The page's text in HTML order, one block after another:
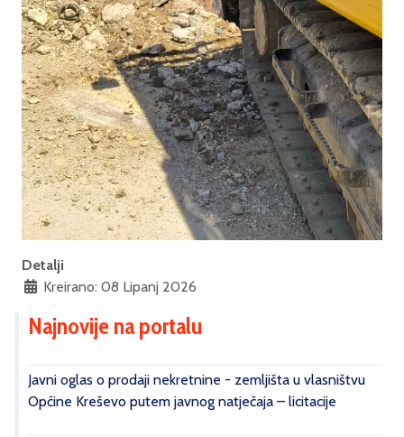
Detalji
Kreirano: 08 Lipanj 2026
Najnovije na portalu
Javni oglas o prodaji nekretnine - zemljišta u vlasništvu
Općine Kreševo putem javnog natječaja – licitacije